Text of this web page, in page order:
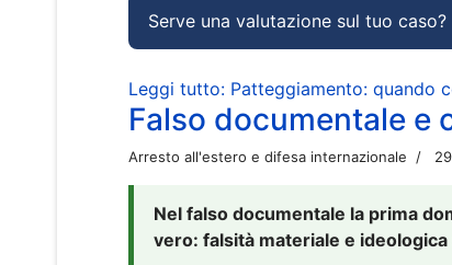
Serve una valutazione sul tuo caso?
Leggi tutto: Patteggiamento: quando
Falso documentale e
Arresto all'estero e difesa internazionale
Nel falso documentale la prima
vero: falsità materiale e